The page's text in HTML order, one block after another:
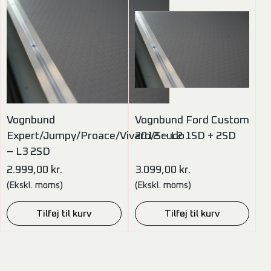
Vognbund
Expert/Jumpy/Proace/Vivaro/Scudo
– L3 2SD
2.999,00 kr.
(Ekskl. moms)
Tilføj til kurv
Vognbund Ford Custom
2012 – L2 1SD + 2SD
3.099,00 kr.
(Ekskl. moms)
Tilføj til kurv